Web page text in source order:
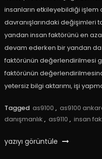
insanların etkileyebildiği işlem
davranışlarındaki değişimleri
yandan insan faktörünü en
devam ederken bir yandan
faktörünün değerlendirilmesi
faktörünün
yetersiz bilgi aktarımı, işi
Tagged as9100 , as9100
danışmanlık , as9110 , insan
yazıyı görüntüle